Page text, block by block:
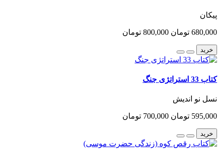
پیکان
680,000 تومان 800,000 تومان
خرید
کتاب 33 استراتژی جنگ
نسل نو اندیش
595,000 تومان 700,000 تومان
خرید